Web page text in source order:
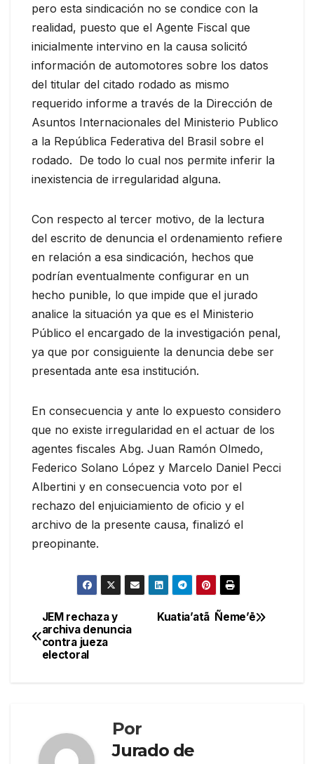
pero esta sindicación no se condice con la
realidad, puesto que el Agente Fiscal que
inicialmente intervino en la causa solicitó
información de automotores sobre los datos
del titular del citado rodado as mismo
requerido informe a través de la Dirección de
Asuntos Internacionales del Ministerio Publico
a la República Federativa del Brasil sobre el
rodado. De todo lo cual nos permite inferir la
inexistencia de irregularidad alguna.
Con respecto al tercer motivo, de la lectura
del escrito de denuncia el ordenamiento refiere
en relación a esa sindicación, hechos que
podrían eventualmente configurar en un
hecho punible, lo que impide que el jurado
analice la situación ya que es el Ministerio
Público el encargado de la investigación penal,
ya que por consiguiente la denuncia debe ser
presentada ante esa institución.
En consecuencia y ante lo expuesto considero
que no existe irregularidad en el actuar de los
agentes fiscales Abg. Juan Ramón Olmedo,
Federico Solano López y Marcelo Daniel Pecci
Albertini y en consecuencia voto por el
rechazo del enjuiciamiento de oficio y el
archivo de la presente causa, finalizó el
preopinante.
Navegación
de
Kuatia’atã Ñeme’ē
JEM rechaza y
archiva denuncia
contra jueza
electoral
Por
Jurado de